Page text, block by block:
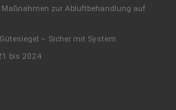
Maßnahmen zur Abluftbehandlung auf
– Sicher mit System
bis 2024